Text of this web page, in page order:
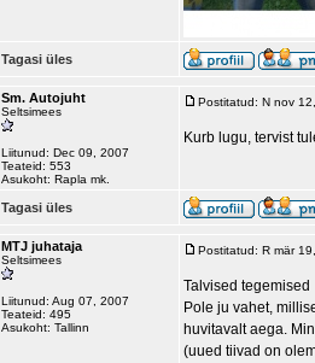
Tagasi üles
Sm. Autojuht
Seltsimees
Liitunud: Dec 09, 2007
Teateid: 553
Asukoht: Rapla mk.
Postitatud: N nov
Kurb lugu, tervist
Tagasi üles
MTJ juhataja
Seltsimees
Liitunud: Aug 07, 2007
Teateid: 495
Asukoht: Tallinn
Postitatud: R mär
Talvised tegemised
Pole ju vahet,
huvitavalt aega.
(uued tiivad on